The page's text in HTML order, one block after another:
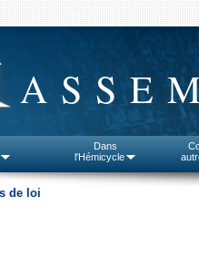
Dans
l'Hémicycle
de loi